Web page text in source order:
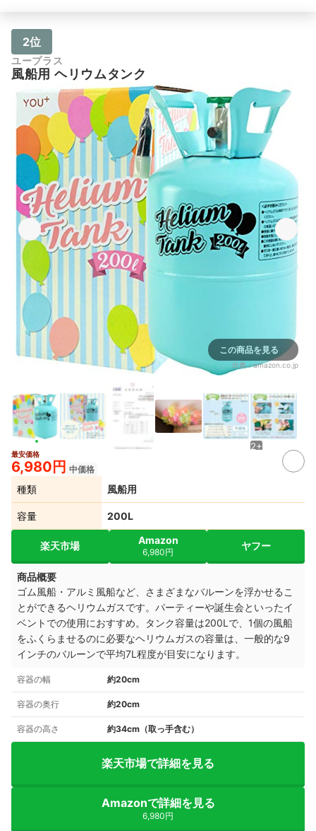
2位
ユープラス
風船用 ヘリウムタンク
この商品を見る
出典：amazon.co.jp
2+
最安価格
6,980円 中価格
種類 風船用
容量 200L
楽天市場 Amazon
6,980円
ヤフー
商品概要
ゴム風船・アルミ風船など、さまざまなバルーンを浮かせるこ
とができるヘリウムガスです。パーティーや誕生会といったイ
ベントでの使用におすすめ。タンク容量は200Lで、1個の風船
をふくらませるのに必要なヘリウムガスの容量は、一般的な9
インチのバルーンで平均7L程度が目安になります。
容器の幅 約20cm
容器の奥行 約20cm
容器の高さ 約34cm（取っ手含む）
楽天市場で詳細を見る
Amazonで詳細を見る
6,980円